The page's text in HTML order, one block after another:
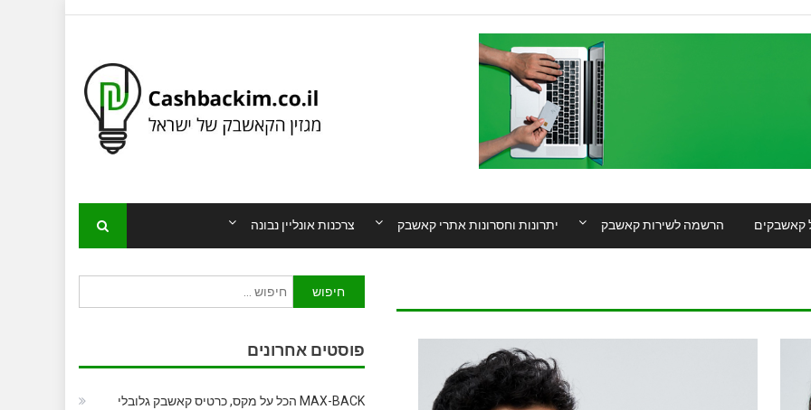
צרכנות אונליין נבונה יתרונות וחסרונות אתרי קאשבק הרשמה לשירות קאשבק קאשבקים
חיפוש:
פוסטים אחרונים
MAX-BACK הכל על מקס, כרטיס קאשבק גלובלי